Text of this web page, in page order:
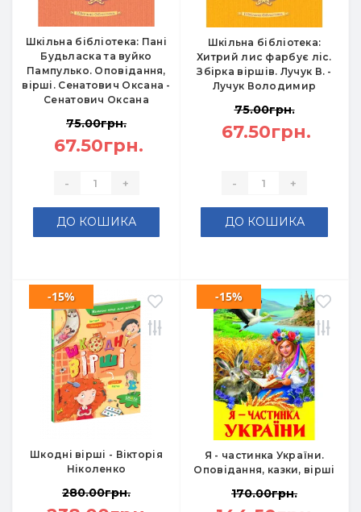
Шкільна бібліотека: Пані
Будьласка та вуйко
Пампулько. Оповідання,
вірші. Сенатович Оксана -
Сенатович Оксана
75.00грн.
67.50грн.
- +
ДО КОШИКА
Шкільна бібліотека:
Хитрий лис фарбує ліс.
Збірка віршів. Лучук В. -
Лучук Володимир
75.00грн.
67.50грн.
- +
ДО КОШИКА
Шкодні вірші - Вікторія
Ніколенко
-15%
280.00грн.
Я - частинка України.
Оповідання, казки, вірші
-15%
170.00грн.